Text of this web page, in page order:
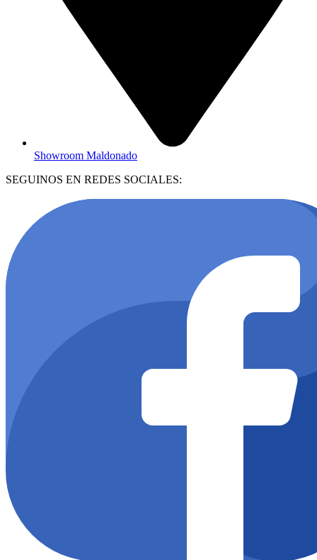
Showroom Maldonado
SEGUINOS EN REDES SOCIALES: